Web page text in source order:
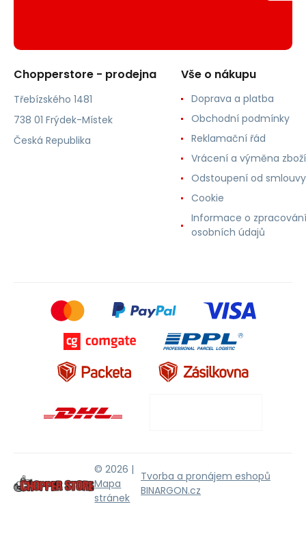
Chopperstore - prodejna
Třebízského 1481
738 01 Frýdek-Místek
Česká Republika
Vše o nákupu
Doprava a platba
Obchodní podmínky
Reklamační řád
Vrácení a výměna zboží
Odstoupení od smlouvy
Cookie
Informace o zpracování
osobních údajů
© 2026 |
Mapa
stránek
Tvorba a pronájem eshopů
BINARGON.cz